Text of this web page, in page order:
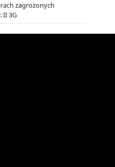
zagrożonych
II 3G